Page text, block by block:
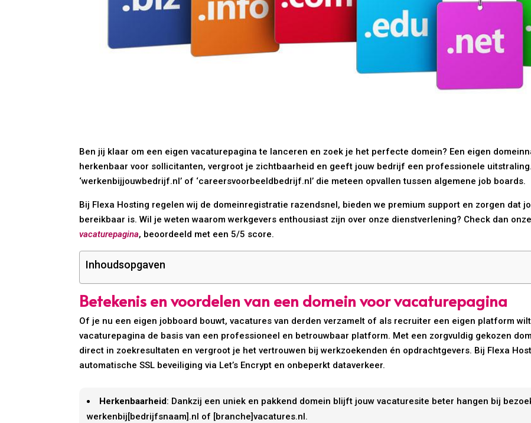
Ben jij klaar om een eigen vacaturepagina te lanceren en zoek je het perfecte domein? Een eigen
herkenbaar voor sollicitanten, vergroot je zichtbaarheid en geeft jouw bedrijf een professionele
‘werkenbijjouwbedrijf.nl’ of ‘careersvoorbeeldbedrijf.nl’ die meteen opvallen tussen algemene job boards.
Bij Flexa Hosting regelen wij de domeinregistratie razendsnel, bieden we premium support en zorgen dat
bereikbaar is. Wil je weten waarom werkgevers enthousiast zijn over onze dienstverlening? Check dan
vacaturepagina, beoordeeld met een 5/5 score.
Inhoudsopgaven
Betekenis en voordelen van een domein voor vacaturepagina
Of je nu een eigen jobboard bouwt, vacatures van derden verzamelt of als recruiter een eigen platform
vacaturepagina de basis van een professioneel en betrouwbaar platform. Met een zorgvuldig gekozen
direct in zoekresultaten en vergroot je het vertrouwen bij werkzoekenden én opdrachtgevers. Bij Flexa
automatische SSL beveiliging via Let’s Encrypt en onbeperkt dataverkeer.
Herkenbaarheid: Dankzij een uniek en pakkend domein blijft jouw vacaturesite beter hangen bij
werkenbij[bedrijfsnaam].nl of [branche]vacatures.nl.